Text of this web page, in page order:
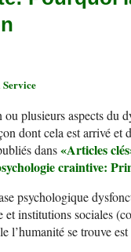
Service
plusieurs aspects du
dont cela est arrivé et
dans«Articles clé
craintive:
psychologique
institutions sociales
l’humanité se trouve